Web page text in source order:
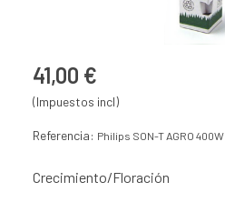
41,00 €
(Impuestos incl)
Referencia: Philips SON-T AGRO 400W
Crecimiento/Floración